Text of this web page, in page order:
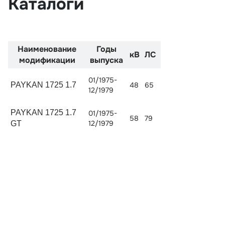
Наименование
модификации
Годы
выпуска
кВ ЛС
PAYKAN 1725 1.7
01/1975-
12/1979
48 65
PAYKAN 1725 1.7
GT
01/1975-
12/1979
58 79